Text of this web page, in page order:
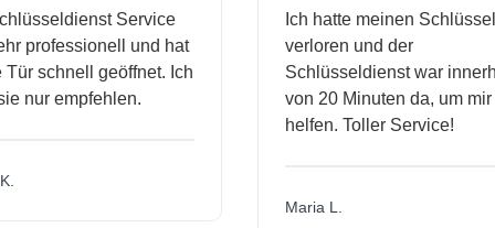
Service
und hat
schnell geöffnet. Ich
empfehlen.
Ich hatte meinen Schlüssel
verloren und der
Schlüsseldienst war innerhalb
von 20 Minuten da, um mir zu
helfen. Toller Service!
Maria L.